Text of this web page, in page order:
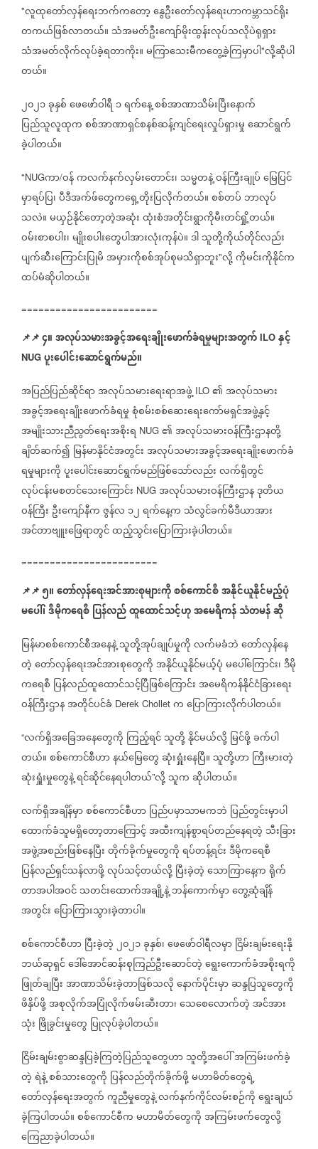
"လူထုတော်လှန်ရေးဘက်ကတော့နွေဦးတော်လှန်ရေးဟာကမ္ဘာသင်ရိုး
တကယ်ဖြစ်လာတယ်။ သံအမတ်ဦးကျော်မိုးထွန်းလုပ်သလိုပဲရုရှား
သံအမတ်လိုက်လုပ်ခဲ့ရတာကိုး။မကြာသေးမီကတွေ့ခဲ့ကြမှာပါ"လို့ဆိုပါ
တယ်။
၂၀၂၁ခုနှစ်ဖေဖော်ဝါရီ ၁ရက်နေ့စစ်အာဏာသိမ်းပြီးနောက်
ပြည်သူလူထုကစစ်အာဏာရှင်စနစ်ဆန့်ကျင်ရေးလှုပ်ရှားမှုဆောင်ရွက်
ခဲ့ပါတယ်။
"NUGကာ/ဝန်ကလက်နက်လှမ်းတောင်း၊ သမ္မတနဲ့ဝန်ကြီးချုပ်မြေပြင်
မှာရပ်ပြ၊ပီဒီအက်ဖ်တွေကရှေ့တိုးပြလိုက်တယ်။စစ်တပ် ဘာလုပ်
သလဲ။မယှဉ်နိုင်တော့တဲ့အဆုံးထုံးစံအတိုင်းရွာကိုမီးတင်ရှို့တယ်။
ဝမ်းစာစပါး၊မျိုးစပါးတွေပါအားလုံးကုန်ပဲ။ဒါသူတို့ကိုယ်တိုင်လည်း
ပျက်ဆီးကြောင်းပြုမိအမှားကိုစစ်အုပ်စုမသိရှာဘူး"လို့ကိုမင်းကိုနိုင်က
ထပ်မံဆိုပါတယ်။
========================
📌📌၄။အလုပ်သမားအခွင့်အရေးချိုးဖောက်ခံရမှုများအတွက် ILO နှင့်
NUG ပူးပေါင်းဆောင်ရွက်မည်။
အပြည်ပြည်ဆိုင်ရာအလုပ်သမားရေးရာအဖွဲ့ ILO ၏အလုပ်သမား
အခွင့်အရေးချိုးဖောက်ခံရမှုစုံစမ်းစစ်ဆေးရေးကော်မရှင်အဖွဲ့နှင့်
အမျိုးသားညီညွတ်ရေးအစိုးရ NUG ၏အလုပ်သမားဝန်ကြီးဌာနတို့
ချိတ်ဆက်၍ မြန်မာနိုင်ငံအတွင်းအလုပ်သမားအခွင့်အရေးချိုးဖောက်ခံ
ရမှုများကိုပူးပေါင်းဆောင်ရွက်မည်ဖြစ်သော်လည်းလက်ရှိတွင်
လုပ်ငန်းမစတင်သေးကြောင်း NUG အလုပ်သမားဝန်ကြီးဌာနဒုတိယ
ဝန်ကြီး ဦးကျော်နီကဇွန်လ ၁၂ရက်နေ့က သံလွင်ခက်မီဒီယာအား
အင်တာဗျူးဖြေရာတွင်ထည့်သွင်းပြောကြားခဲ့ပါတယ်။
========================
📌📌၅။တော်လှန်ရေးအင်အားစုများကိုစစ်ကောင်စီအနိုင်ယူနိုင်မည့်ပုံ
မပေါ်၊ဒီမိုကရေစီပြန်လည်ထူထောင်သင့်ဟုအမေရိကန်သံတမန်ဆို
မြန်မာစစ်ကောင်စီအနေနဲ့သူတို့အုပ်ချုပ်မှုကိုလက်မခံဘဲတော်လှန်နေ
တဲ့တော်လှန်ရေးအင်အားစုတွေကိုအနိုင်ယူနိုင်မယ့်ပုံမပေါ်ကြောင်း၊ဒီမို
ကရေစီ ပြန်လည်ထူထောင်သင့်ပြီဖြစ်ကြောင်းအမေရိကန်နိုင်ငံခြားရေး
ဝန်ကြီးဌာနအတိုင်ပင်ခံ Derek Chollet ကပြောကြားလိုက်ပါတယ်။
“လက်ရှိအခြေအနေတွေကို ကြည့်ရင်သူတို့နိုင်မယ်လို့မြင်ဖို့ခက်ပါ
တယ်။စစ်ကောင်စီဟာနယ်မြေတွေဆုံးရှူံးနေပြီ။ သူတို့ဟာကြီးမားတဲ့
ဆုံးရှူံးမှုတွေနဲ့ရင်ဆိုင်နေရပါတယ်”လို့သူကဆိုပါတယ်။
လက်ရှိအချိန်မှာစစ်ကောင်စီဟာပြည်ပမှာသာမကဘဲ ပြည်တွင်းမှာပါ
ထောက်ခံသူမရှိတော့တာကြောင့်အထီးကျန်စွာရပ်တည်နေရတဲ့ သီးခြား
အဖွဲ့အစည်းဖြစ်နေပြီးတိုက်ခိုက်မှုတွေကိုရပ်တန့်ရင်းဒီမိုကရေစီ
ပြန်လည်ရှင်သန်လာဖို့လုပ်သင့်တယ်လို့ပြီးခဲ့တဲ့သောကြာနေ့ကရိုက်
တာအပါအဝင်သတင်းထောက်အချို့နဲ့ဘန်ကောက်မှာတွေ့ဆုံချိန်
အတွင်းပြောကြားသွားခဲ့တာပါ။
စစ်ကောင်စီဟာပြီးခဲ့တဲ့၂၀၂၁ခုနှစ်၊ဖေဖော်ဝါရီလမှာငြိမ်းချမ်းရေးနို
ဘယ်ဆုရှင်ဒေါ်အောင်ဆန်းစုကြည်ဦးဆောင်တဲ့ရွေးကောက်ခံအစိုးရကို
ဖြုတ်ချပြီးအာဏာသိမ်းခဲ့တာဖြစ်သလိုနောက်ပိုင်းမှာဆန္ဒပြသူတွေကို
ဖိနှိပ်ဖို့အစုလိုက်အပြုံလိုက်ဖမ်းဆီးတာ၊သေစေလောက်တဲ့အင်အား
သုံး ဖြိုခွင်းမှုတွေ ပြုလုပ်ခဲ့ပါတယ်။
ငြိမ်းချမ်းစွာဆန္ဒပြခဲ့ကြတဲ့ပြည်သူတွေဟာသူတို့အပေါ်အကြမ်းဖက်ခဲ့
တဲ့ရဲနဲ့စစ်သားတွေကို ပြန်လည်တိုက်ခိုက်ဖို့မဟာမိတ်တွေရဲ့
တော်လှန်ရေးအတွက်ကူညီမှုတွေနဲ့လက်နက်ကိုင်လမ်းစဉ်ကိုရွေးချယ်
ခဲ့ကြပါတယ်။စစ်ကောင်စီကမဟာမိတ်တွေကိုအကြမ်းဖက်တွေလို့
ကြေညာခဲ့ပါတယ်။